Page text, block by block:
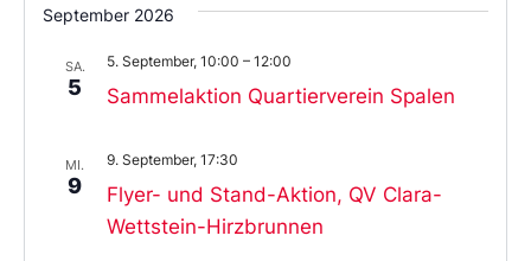
September 2026
SA.
5 Sammelaktion Quartierverein Spalen
5. September, 10:00 – 12:00
MI.
9
Flyer- und Stand-Aktion, QV Clara-
Wettstein-Hirzbrunnen
9. September, 17:30